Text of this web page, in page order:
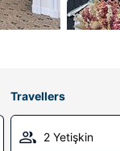
Travellers
2 Yetişkin